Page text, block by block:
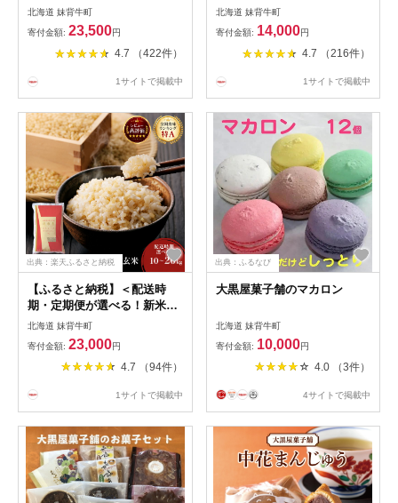
行予約開始！＞ 【ゆめぴりか
vsプレミアムななつぼし】 食
べ比べ 【白米】 10〜20kg
(一括) 妹背牛産 | お米 精米
海道産 妹背牛産 特A ゆめぴ
農薬
北海道 妹背牛町
寄付金額: 23,500円
4.7 （422件）
1サイトで掲載中
行予約開始！＞ 令和8年産 北
彩香ゆめぴりか 【白米】5〜
20kg 妹背牛産 | 5kg 10kg
20kg 精米 お米 米 ご飯 ごは
A 低農薬 もせうし 送料無料
北海道 妹背牛町
寄付金額: 14,000円
4.7 （216件）
1サイトで掲載中
出典：楽天ふるさと納税
【ふるさと納税】＜配送時
期・定期便が選べる！新米先
行予約開始！＞ 北彩香ゆめぴ
りか【玄米】10〜20kg 妹背
牛産 | 北海道 特A ゆめぴりか
低農薬 もせうし お米 米 新米
予約
北海道 妹背牛町
寄付金額: 23,000円
4.7 （94件）
1サイトで掲載中
出典：ふるなび
大黒屋菓子舗のマカロン
北海道 妹背牛町
寄付金額: 10,000円
4.0 （3件）
4サイトで掲載中